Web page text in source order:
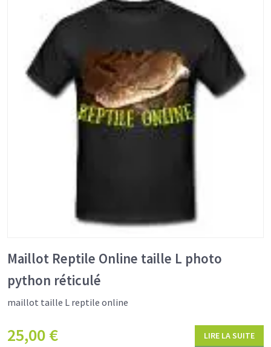
Maillot Reptile Online taille L photo
python réticulé
maillot taille L reptile online
25,00€ LIRE LA SUITE